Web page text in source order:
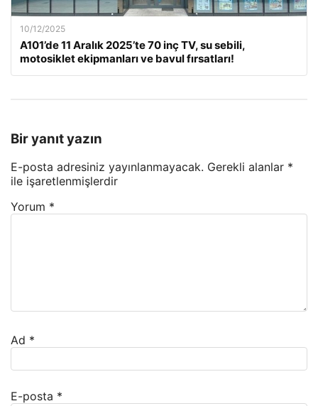
10/12/2025
A101’de 11 Aralık 2025’te 70 inç TV, su sebili,
motosiklet ekipmanları ve bavul fırsatları!
Bir yanıt yazın
E-posta adresiniz yayınlanmayacak. Gerekli alanlar *
ile işaretlenmişlerdir
Yorum *
Ad *
E-posta *